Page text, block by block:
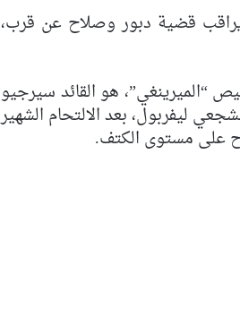
يراقب قضية دبور وصلاح عن قرب،
“الميرينغي”، هو القائد سيرجيو
ليفربول، بعد الالتحام الشهير
على مستوى الكتف.